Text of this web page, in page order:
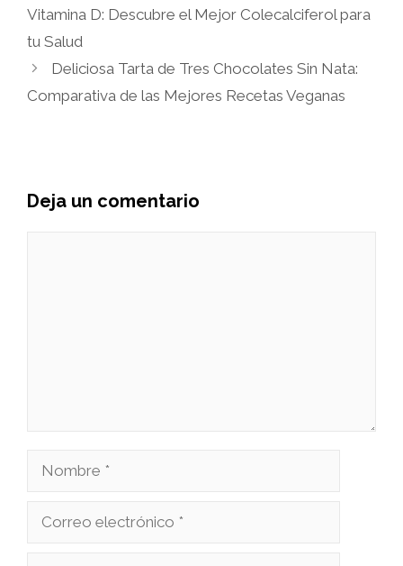
Vitamina D: Descubre el Mejor Colecalciferol para
tu Salud
Deliciosa Tarta de Tres Chocolates Sin Nata:
Comparativa de las Mejores Recetas Veganas
Deja un comentario
Nombre
Correo